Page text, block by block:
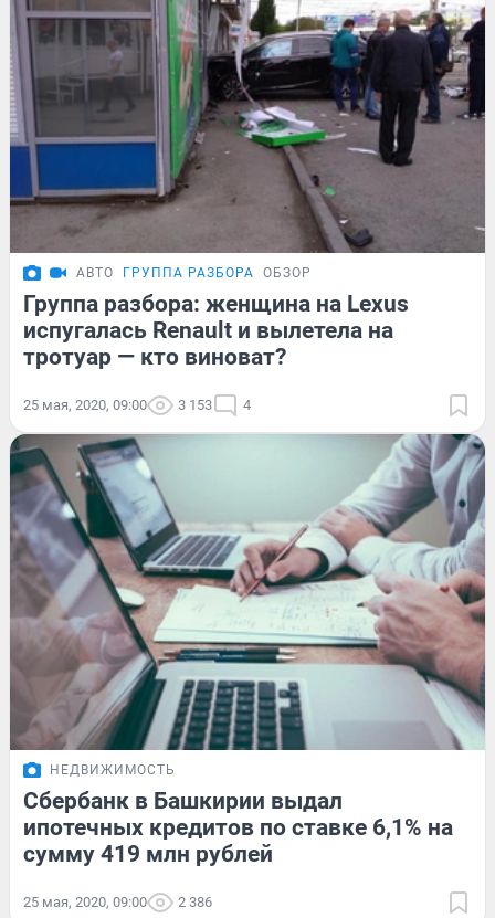
АВТО ГРУППА РАЗБОРА ОБЗОР
Группа разбора: женщина на Lexus
испугалась Renault и вылетела на
тротуар — кто виноват?
25 мая, 2020, 09:00 3 153 4
НЕДВИЖИМОСТЬ
Сбербанк в Башкирии выдал
ипотечных кредитов по ставке 6,1% на
сумму 419 млн рублей
25 мая, 2020, 09:00 2 386